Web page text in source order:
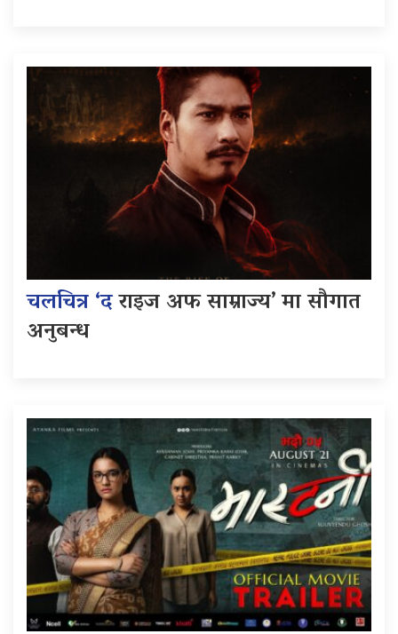
चलचित्र ‘दराइज अफ साम्राज्य’ मा सौगात
अनुबन्ध